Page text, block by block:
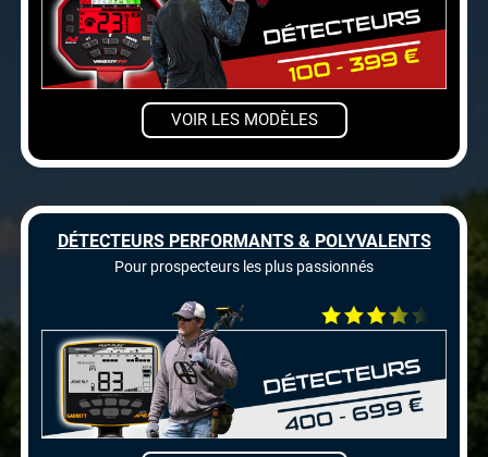
VOIR LES MODÈLES
DÉTECTEURS PERFORMANTS & POLYVALENTS
Pour prospecteurs les plus passionnés